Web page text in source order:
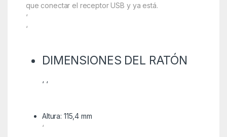
que conectar el receptor USB y ya está.
‘
‘
DIMENSIONES DEL RATÓN
‘ ‘
Altura: 115,4 mm
‘